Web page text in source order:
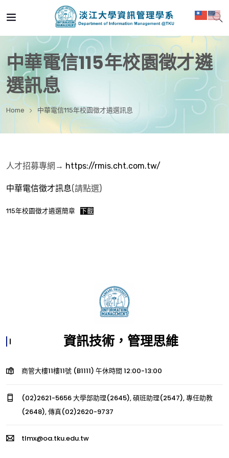
中華電信115年校園徵才遴
選訊息
Home 中華電信115年校園徵才遴選訊息
人才招募專網→ https://rmis.cht.com.tw/
中華電信徵才訊息(請點選)
115年校園徵才遴選簡章 下載
資訊技術，管理思維
商管大樓11樓11號 (B1111) 午休時間 12:00-13:00
(02)2621-5656 大學部助理(2645), 碩班助理(2547), 專任助教
(2648), 傳真(02)2620-9737
tlmx@oa.tku.edu.tw